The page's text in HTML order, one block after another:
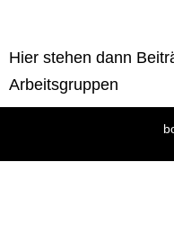
Hier stehen dann
Arbeitsgruppen